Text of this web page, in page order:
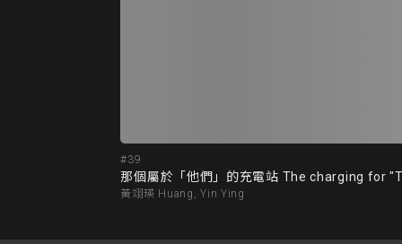
#39
那個屬於「他們」的充電站 The charging for
黃翊瑛 Huang, Yin Ying